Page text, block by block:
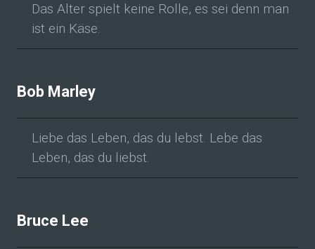
Das Alter spielt keine Rolle, es sei denn man
ist ein Käse.
Bob Marley
Liebe das Leben, das du lebst. Lebe das
Leben, das du liebst.
Bruce Lee